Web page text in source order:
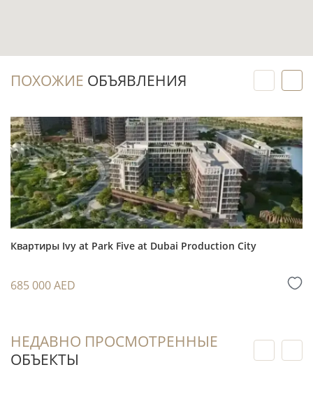
приватная зона, две ванные комнаты и
близость к побережью.
проверить фактическое состояние квартиры,
дома и окружения, а также изучить историю
объекта на вторичном рынке.
Локация в Umm Suqeim сочетает
прибрежный образ жизни с доступом к
Emirates.
поможет сопоставить арендную
доходность, сервисный сбор и ожидаемый
ПОХОЖИЕ ОБЪЯВЛЕНИЯ
Квартиры Ivy at Park Five at Dubai Production City
685 000 AED
НЕДАВНО ПРОСМОТРЕННЫЕ
ОБЪЕКТЫ